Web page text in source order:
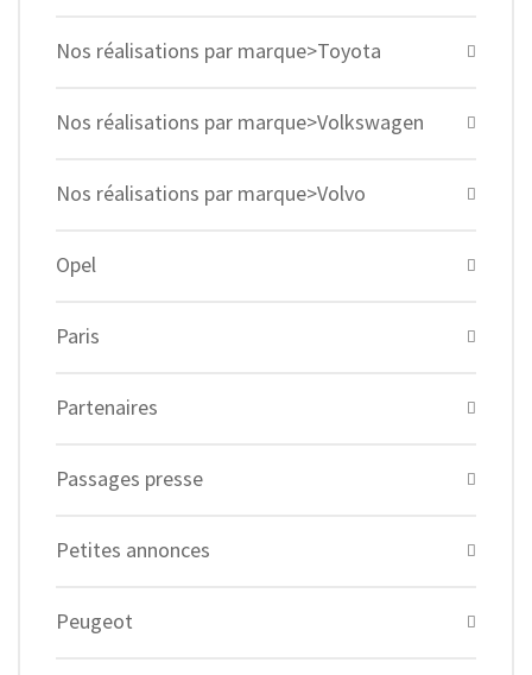
Nos réalisations par marque>Toyota
Nos réalisations par marque>Volkswagen
Nos réalisations par marque>Volvo
Opel
Paris
Partenaires
Passages presse
Petites annonces
Peugeot